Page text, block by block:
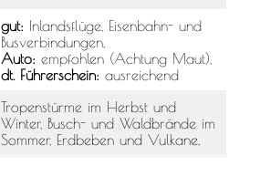
gut: Inlandsflüge, Eisenbahn- und
Busverbindungen,
Auto: empfohlen (Achtung Maut),
dt. Führerschein: ausreichend
Tropenstürme im Herbst und
Winter, Busch- und Waldbrände im
Sommer, Erdbeben und Vulkane,